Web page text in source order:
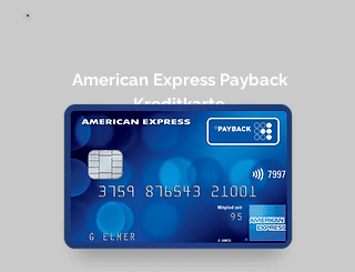
American Express Payback
Kreditkarte​